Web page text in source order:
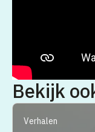
Bekijk
Verhalen